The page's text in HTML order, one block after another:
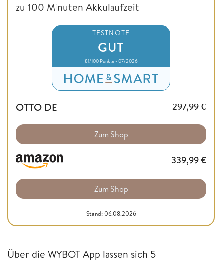
zu 100 Minuten Akkulaufzeit
TESTNOTE
GUT
81/100 Punkte • 07/2026
OTTO DE 297,99€
Zum Shop
339,99€
Zum Shop
Stand: 06.08.2026
Über die WYBOT App lassen sich 5